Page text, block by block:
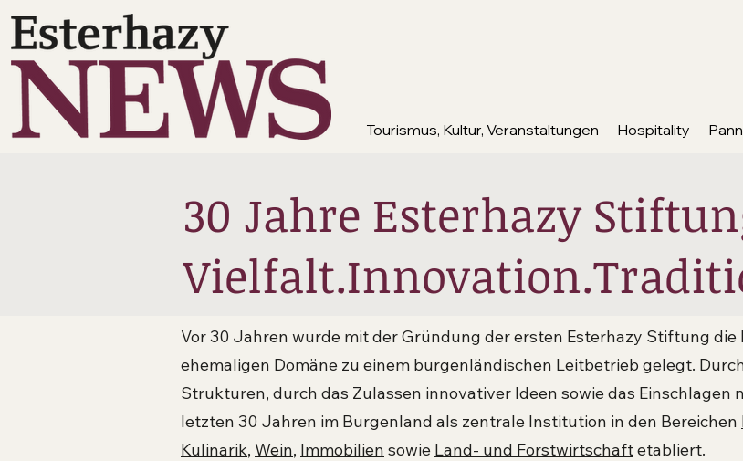
Tourismus, Kultur, Veranstaltungen Hospitality
30 Jahre Esterhazy
Vor 30 Jahren wurde mit der Gründung der ersten Esterhazy Stiftung
ehemaligen Domäne zu einem burgenländischen Leitbetrieb gelegt.
Strukturen, durch das Zulassen innovativer Ideen sowie das Einschlagen
letzten 30 Jahren im Burgenland als zentrale Institution in den Bereichen
Kulinarik, Wein, Immobilien sowie Land- und Forstwirtschaftetabliert.